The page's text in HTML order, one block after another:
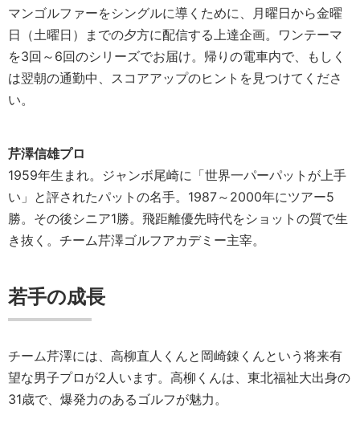
マンゴルファーをシングルに導くために、月曜日から金曜
日（土曜日）までの夕方に配信する上達企画。ワンテーマ
を3回～6回のシリーズでお届け。帰りの電車内で、もしく
は翌朝の通勤中、スコアアップのヒントを見つけてくださ
い。
芹澤信雄プロ
1959年生まれ。ジャンボ尾崎に「世界一パーパットが上手
い」と評されたパットの名手。1987～2000年にツアー5
勝。その後シニア1勝。飛距離優先時代をショットの質で生
き抜く。チーム芹澤ゴルフアカデミー主宰。
若手の成長
チーム芹澤には、高柳直人くんと岡崎錬くんという将来有
望な男子プロが2人います。高柳くんは、東北福祉大出身の
31歳で、爆発力のあるゴルフが魅力。